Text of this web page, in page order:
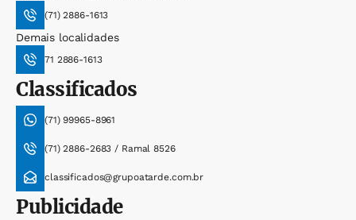
(71) 2886-1613
Demais localidades
71 2886-1613
Classificados
(71) 99965-8961
(71) 2886-2683 / Ramal 8526
classificados@grupoatarde.com.br
Publicidade